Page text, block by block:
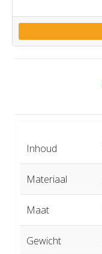
Inhoud
Materiaal
Maat
Gewicht